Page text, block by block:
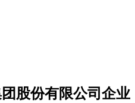
股份有限公司企业